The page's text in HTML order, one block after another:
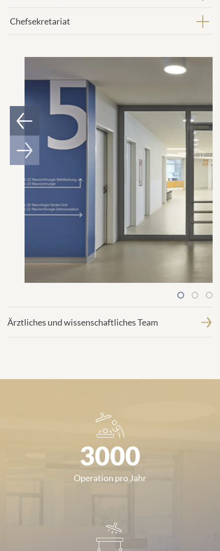
Chefsekretariat
1 2 3
Ärztliches und wissenschaftliches Team
3000
Operation pro Jahr